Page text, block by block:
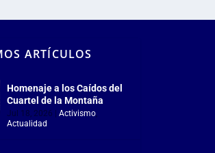
ARTÍCULOS
Homenaje a los Caídos del
Cuartel de la Montaña
Jul 18, 2026 |Activismo,
Actualidad